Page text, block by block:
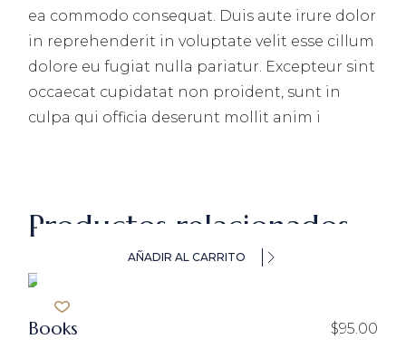
ea commodo consequat. Duis aute irure dolor
in reprehenderit in voluptate velit esse cillum
dolore eu fugiat nulla pariatur. Excepteur sint
occaecat cupidatat non proident, sunt in
culpa qui officia deserunt mollit anim i
Productos relacionados
AÑADIR AL CARRITO
Books $95.00